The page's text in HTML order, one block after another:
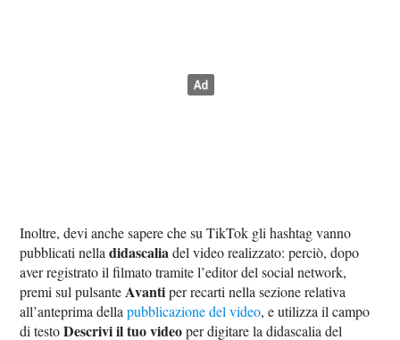
Inoltre, devi anche sapere che su TikTok gli hashtag vanno
pubblicati nelladidascaliadel video realizzato: perciò, dopo
aver registrato il filmato tramite l’editor del social network,
premi sul pulsanteAvantiper recarti nella sezione relativa
all’anteprima dellapubblicazione del video, e utilizza il campo
di testoDescrivi il tuo videoper digitare la didascalia del